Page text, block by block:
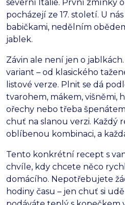
severní Itálie. První zmínky
pocházejí ze 17. století. U
babičkami, nedělním
jablek.
Závin ale není jen o
variant – od klasického
listové verze. Plnit se dá
tvarohem, mákem, višněmi,
ořechy nebo třeba
chuť na slanou verzi. Každý
oblíbenou kombinaci, a
Tento konkrétní recept s
chvíle, kdy chcete něco
domácího. Nepotřebujete
hodiny času – jen chuť si